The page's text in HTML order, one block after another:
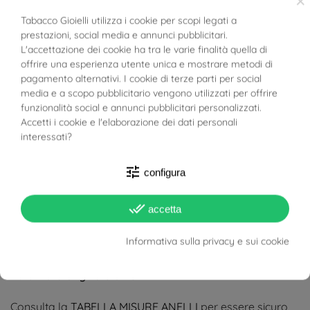
Tutte le fedi UNOAERRE vengono spedite con certificato
di autenticità
Guarda il carattere utilizzato per le incisioni tra le foto
prodotto
Spedizione e incisione OMAGGIO
scatola ufficiale solo con l'acquisto di una coppia di Fedi.
Tabacco Gioielli è lieta di offrire a chi acquista una
singola Fede la confezione regalo con propria scatolina
Consulta la TABELLA MISURE ANELLI per essere sicuro
Tabacco Gioielli utilizza i cookie per scopi legati a
prestazioni, social media e annunci pubblicitari.
L'accettazione dei cookie ha tra le varie finalità quella di
offrire una esperienza utente unica e mostrare metodi di
pagamento alternativi. I cookie di terze parti per social
media e a scopo pubblicitario vengono utilizzati per offrire
funzionalità social e annunci pubblicitari personalizzati.
Accetti i cookie e l'elaborazione dei dati personali
interessati?
tune configura
done_all accetta
Informativa sulla privacy e sui cookie